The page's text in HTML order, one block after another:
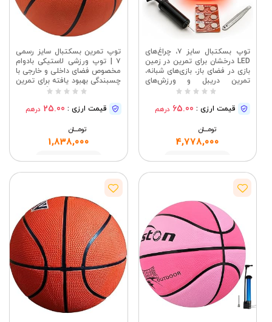
توپ بسکتبال سایز ۷، چراغ‌های
LED درخشان برای تمرین در زمین
بازی در فضای باز، بازی‌های شبانه،
تمرین دریبل و ورزش‌های
تفریحی، شامل تلمبه و باتری‌های
قیمت ارزی : 65.00 درهم
تومــــــان
4,778,000
مشاهده
توپ تمرین بسکتبال سایز رسمی
۷ | توپ ورزشی لاستیکی بادوام
مخصوص فضای داخلی و خارجی با
چسبندگی بهبود یافته برای تمرین
و تفریح ​​در باشگاه مدرسه
قیمت ارزی : 25.00 درهم
تومــــــان
1,838,000
مشاهده